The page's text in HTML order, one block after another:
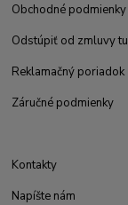
Obchodné podmienky
Odstúpiť od zmluvy tu
Reklamačný poriadok
Záručné podmienky
Kontakty
Napíšte nám